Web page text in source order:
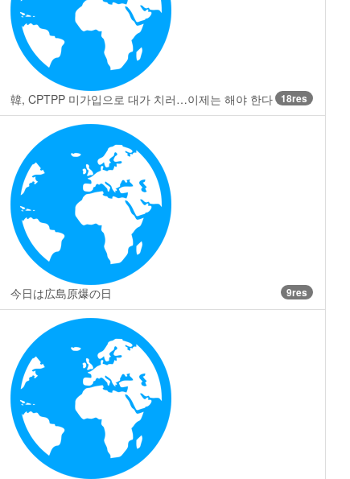
韓, CPTPP 미가입으로 대가 치러…이제는 해야 한다 18res
今日は広島原爆の日 9res